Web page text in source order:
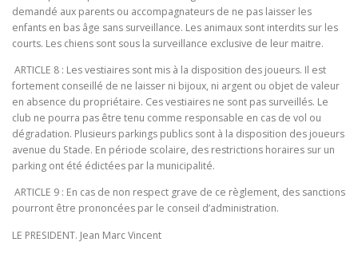
demandé aux parents ou accompagnateurs de ne pas laisser les
enfants en bas âge sans surveillance. Les animaux sont interdits sur les
courts. Les chiens sont sous la surveillance exclusive de leur maitre.
ARTICLE 8 : Les vestiaires sont mis à la disposition des joueurs. Il est
fortement conseillé de ne laisser ni bijoux, ni argent ou objet de valeur
en absence du propriétaire. Ces vestiaires ne sont pas surveillés. Le
club ne pourra pas être tenu comme responsable en cas de vol ou
dégradation. Plusieurs parkings publics sont à la disposition des joueurs
avenue du Stade. En période scolaire, des restrictions horaires sur un
parking ont été édictées par la municipalité.
ARTICLE 9 : En cas de non respect grave de ce règlement, des sanctions
pourront être prononcées par le conseil d’administration.
LE PRESIDENT. Jean Marc Vincent